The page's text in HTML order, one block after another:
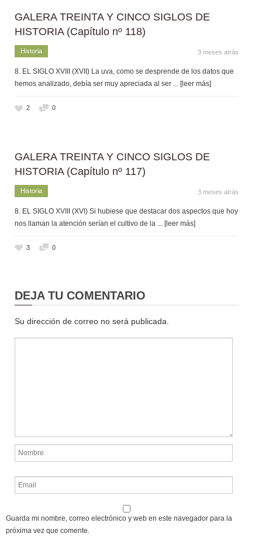
GALERA TREINTA Y CINCO SIGLOS DE
HISTORIA (Capítulo nº 118)
Historia 3 meses atrás
8. EL SIGLO XVIII (XVII) La uva, como se desprende de los datos que
hemos analizado, debía ser muy apreciada al ser ... [leer más]
2 0
GALERA TREINTA Y CINCO SIGLOS DE
HISTORIA (Capítulo nº 117)
Historia 3 meses atrás
8. EL SIGLO XVIII (XVI) Si hubiese que destacar dos aspectos que hoy
nos llaman la atención serían el cultivo de la
... [leer más]
3 0
DEJA TU COMENTARIO
Su dirección de correo no será publicada.
Guarda mi nombre, correo electrónico y web en este navegador para la
próxima vez que comente.